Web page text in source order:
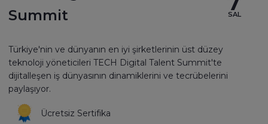
Summit
SAL
Türkiye'nin ve dünyanın en iyi şirketlerinin üst düzey
teknoloji yöneticileri TECH Digital Talent Summit'te
dijitalleşen iş dünyasının dinamiklerini ve tecrübelerini
paylaşıyor.
Ücretsiz Sertifika